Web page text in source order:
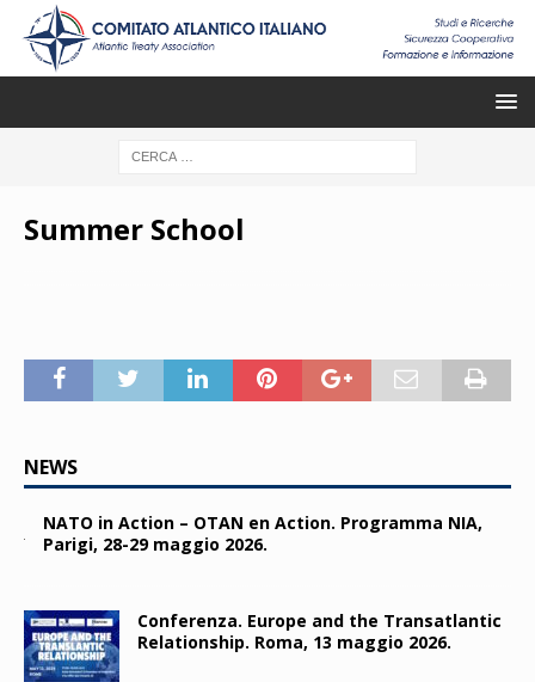
Summer School
NEWS
NATO in Action – OTAN en Action. Programma NIA,
Parigi, 28-29 maggio 2026.
Conferenza. Europe and the Transatlantic
Relationship. Roma, 13 maggio 2026.